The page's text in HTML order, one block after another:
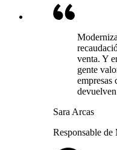
venta. Y
gente
empresas
Sara Arcas
Responsable